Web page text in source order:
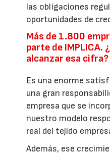
las obligaciones
oportunidades de
Más de 1.800
parte de IMPLICA.
alcanzar esa cifra?
Es una enorme
una gran
empresa que se
nuestro modelo
real del tejido
Además, ese